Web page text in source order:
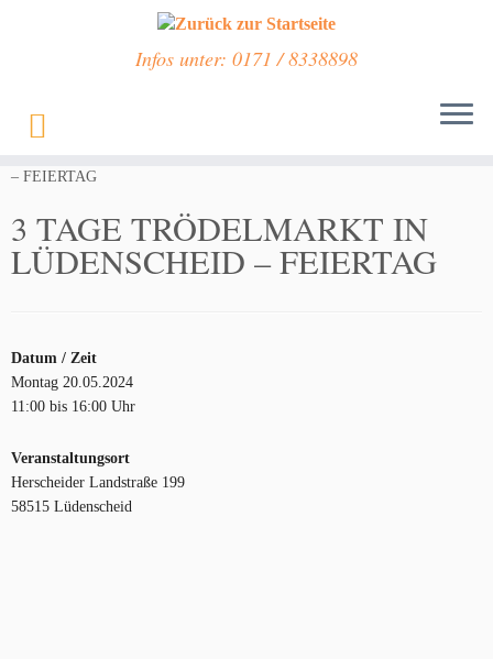
springen
Infos unter: 0171 / 8338898
– FEIERTAG
3 TAGE TRÖDELMARKT IN
LÜDENSCHEID – FEIERTAG
Datum / Zeit
Montag 20.05.2024
11:00 bis 16:00 Uhr
Veranstaltungsort
Herscheider Landstraße 199
58515 Lüdenscheid